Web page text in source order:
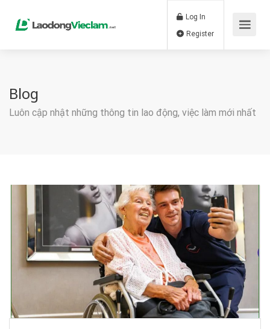
Log In
Blog
Luôn cập nhật những thông tin lao động, việc làm mới nhất